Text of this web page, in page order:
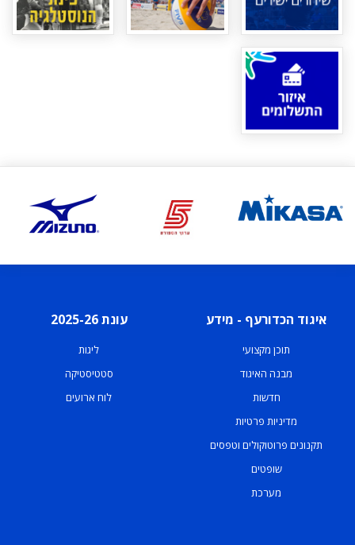
איגוד הכדורעף - מידע
תוכן מקצועי
מבנה האיגוד
חדשות
מדיניות פרטיות
תקנונים פרוטוקולים וטפסים
שופטים
מערכת
עונת 2025-26
ליגות
סטטיסטיקה
לוח ארועים